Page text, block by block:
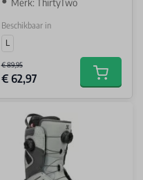
Merk: ThirtyTwo
Beschikbaar in
L
€ 89,95
€ 62,97 Add to